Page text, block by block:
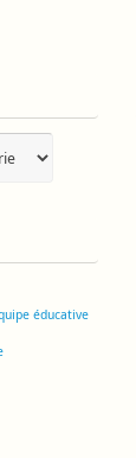
éducative